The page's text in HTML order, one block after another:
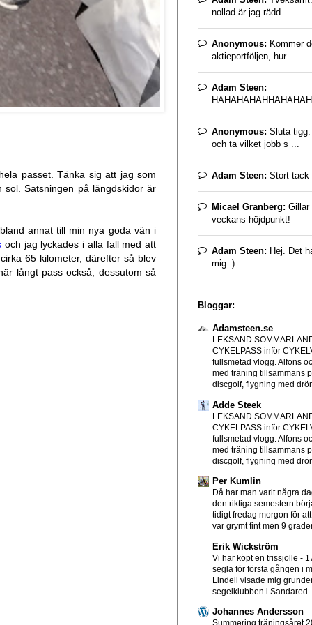
passet. Tänka sig att jag som
Satsningen på längdskidor är
annat till min nya goda vän i
och jag lyckades i alla fall med att
65 kilometer, därefter så blev
långt pass också, dessutom så
nollad är jag rädd.
Anonymous: Kommer
aktieportföljen, hur ...
Adam Steen:
Anonymous: Sluta tigg.
och ta vilket jobb s ...
Adam Steen: Stort tack
Micael Granberg: Gillar
veckans höjdpunkt!
Adam Steen: Hej. Det
mig :)
Bloggar:
Adamsteen.se
LEKSAND
CYKELPASS inför
fullsmetad vlogg. Alfons
med träning tillsammans
discgolf, flygning med
Adde Steek
LEKSAND
CYKELPASS inför
fullsmetad vlogg. Alfons
med träning tillsammans
discgolf, flygning med
Per Kumlin
Då har man varit några
den riktiga semestern
tidigt fredag morgon för
var grymt fint men 9
Erik Wickström
Vi har köpt en trissjolle -
segla för första gången i
Lindell visade mig
segelklubben i Sandared.
Johannes Andersson